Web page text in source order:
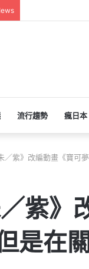
流行趨勢 瘋日本
／紫》改編動畫《寶
／紫
是在